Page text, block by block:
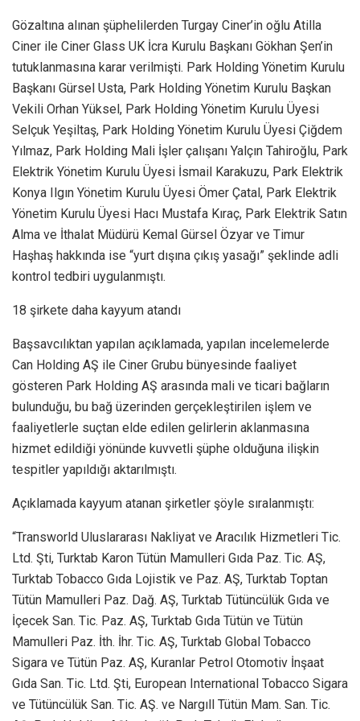
Gözaltına alınan şüphelilerden Turgay Ciner’in oğlu Atilla
Ciner ile Ciner Glass UK İcra Kurulu Başkanı Gökhan Şen’in
tutuklanmasına karar verilmişti. Park Holding Yönetim Kurulu
Başkanı Gürsel Usta, Park Holding Yönetim Kurulu Başkan
Vekili Orhan Yüksel, Park Holding Yönetim Kurulu Üyesi
Selçuk Yeşiltaş, Park Holding Yönetim Kurulu Üyesi Çiğdem
Yılmaz, Park Holding Mali İşler çalışanı Yalçın Tahiroğlu, Park
Elektrik Yönetim Kurulu Üyesi İsmail Karakuzu, Park Elektrik
Konya Ilgın Yönetim Kurulu Üyesi Ömer Çatal, Park Elektrik
Yönetim Kurulu Üyesi Hacı Mustafa Kıraç, Park Elektrik Satın
Alma ve İthalat Müdürü Kemal Gürsel Özyar ve Timur
Haşhaş hakkında ise “yurt dışına çıkış yasağı” şeklinde adli
kontrol tedbiri uygulanmıştı.
18 şirkete daha kayyum atandı
Başsavcılıktan yapılan açıklamada, yapılan incelemelerde
Can Holding AŞ ile Ciner Grubu bünyesinde faaliyet
gösteren Park Holding AŞ arasında mali ve ticari bağların
bulunduğu, bu bağ üzerinden gerçekleştirilen işlem ve
faaliyetlerle suçtan elde edilen gelirlerin aklanmasına
hizmet edildiği yönünde kuvvetli şüphe olduğuna ilişkin
tespitler yapıldığı aktarılmıştı.
Açıklamada kayyum atanan şirketler şöyle sıralanmıştı:
“Transworld Uluslararası Nakliyat ve Aracılık Hizmetleri Tic.
Ltd. Şti, Turktab Karon Tütün Mamulleri Gıda Paz. Tic. AŞ,
Turktab Tobacco Gıda Lojistik ve Paz. AŞ, Turktab Toptan
Tütün Mamulleri Paz. Dağ. AŞ, Turktab Tütüncülük Gıda ve
İçecek San. Tic. Paz. AŞ, Turktab Gıda Tütün ve Tütün
Mamulleri Paz. İth. İhr. Tic. AŞ, Turktab Global Tobacco
Sigara ve Tütün Paz. AŞ, Kuranlar Petrol Otomotiv İnşaat
Gıda San. Tic. Ltd. Şti, European International Tobacco Sigara
ve Tütüncülük San. Tic. AŞ. ve Nargıll Tütün Mam. San. Tic.